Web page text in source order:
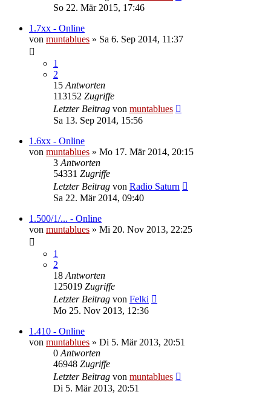
So 22. Mär 2015, 17:46
1.7xx - Online
von muntablues » Sa 6. Sep 2014, 11:37
1
2
15 Antworten
113152 Zugriffe
Letzter Beitrag von muntablues
Sa 13. Sep 2014, 15:56
1.6xx - Online
von muntablues » Mo 17. Mär 2014, 20:15
3 Antworten
54331 Zugriffe
Letzter Beitrag von Radio Saturn
Sa 22. Mär 2014, 09:40
1.500/1/... - Online
von muntablues » Mi 20. Nov 2013, 22:25
1
2
18 Antworten
125019 Zugriffe
Letzter Beitrag von Felki
Mo 25. Nov 2013, 12:36
1.410 - Online
von muntablues » Di 5. Mär 2013, 20:51
0 Antworten
46948 Zugriffe
Letzter Beitrag von muntablues
Di 5. Mär 2013, 20:51